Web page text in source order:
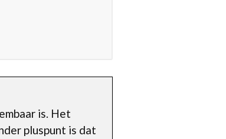
is. Het
pluspunt is dat